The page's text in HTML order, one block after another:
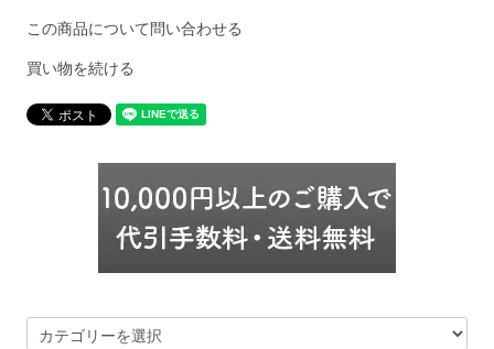
この商品について問い合わせる
買い物を続ける